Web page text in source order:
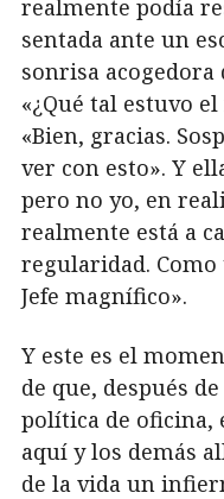
realmente podía
sentada ante un
sonrisa acogedora
«¿Qué tal estuvo
«Bien, gracias.
ver con esto». Y
pero no yo, en
realmente está a
regularidad.
Jefe magnífico».
Y este es el
de que, después
política de oficina,
aquí y los demás
de la vida un